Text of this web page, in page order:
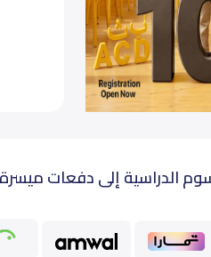
الدراسية إلى دفعات